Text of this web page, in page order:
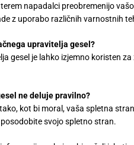
napadalci preobremenijo
z uporabo različnih varnostnih
upravitelja gesel?
gesel je lahko izjemno koristen
ne deluje pravilno?
kot bi moral, vaša spletna
svojo spletno stran.